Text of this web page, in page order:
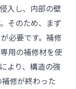
入し、内部の壁
そのため、まず
必要です。補修
用の補修材を使
より、構造の強
修が終わった